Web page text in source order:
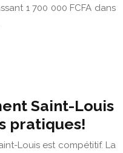
1 700 000 FCFA dans
Saint-Louis
pratiques!
Louis est compétitif. La